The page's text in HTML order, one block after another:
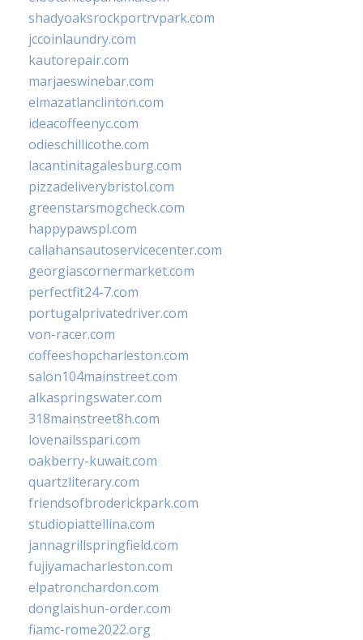
shadyoaksrockportrvpark.com
jccoinlaundry.com
kautorepair.com
marjaeswinebar.com
elmazatlanclinton.com
ideacoffeenyc.com
odieschillicothe.com
lacantinitagalesburg.com
pizzadeliverybristol.com
greenstarsmogcheck.com
happypawspl.com
callahansautoservicecenter.com
georgiascornermarket.com
perfectfit24-7.com
portugalprivatedriver.com
von-racer.com
coffeeshopcharleston.com
salon104mainstreet.com
alkaspringswater.com
318mainstreet8h.com
lovenailsspari.com
oakberry-kuwait.com
quartzliterary.com
friendsofbroderickpark.com
studiopiattellina.com
jannagrillspringfield.com
fujiyamacharleston.com
elpatronchardon.com
donglaishun-order.com
fiamc-rome2022.org